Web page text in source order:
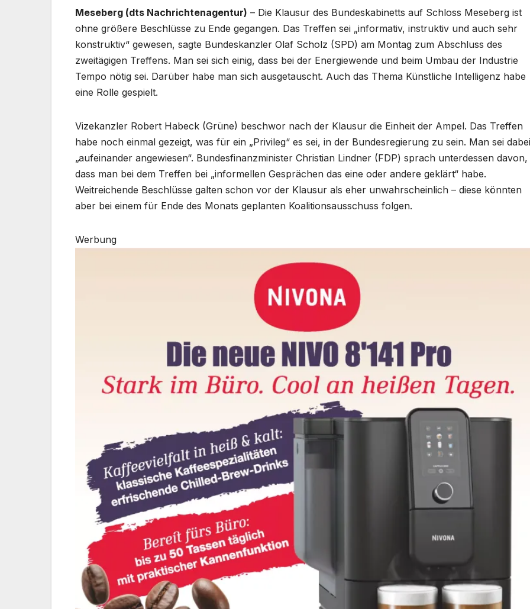
Meseberg (dts Nachrichtenagentur) – Die Klausur des Bundeskabinetts auf Schloss Meseberg ist
ohne größere Beschlüsse zu Ende gegangen. Das Treffen sei „informativ, instruktiv und auch sehr
konstruktiv“ gewesen, sagte Bundeskanzler Olaf Scholz (SPD) am Montag zum Abschluss des
zweitägigen Treffens. Man sei sich einig, dass bei der Energiewende und beim Umbau der Industrie
Tempo nötig sei. Darüber habe man sich ausgetauscht. Auch das Thema Künstliche Intelligenz habe
eine Rolle gespielt.
Vizekanzler Robert Habeck (Grüne) beschwor nach der Klausur die Einheit der Ampel. Das Treffen
habe noch einmal gezeigt, was für ein „Privileg“ es sei, in der Bundesregierung zu sein. Man sei dabei
„aufeinander angewiesen“. Bundesfinanzminister Christian Lindner (FDP) sprach unterdessen davon,
dass man bei dem Treffen bei „informellen Gesprächen das eine oder andere geklärt“ habe.
Weitreichende Beschlüsse galten schon vor der Klausur als eher unwahrscheinlich – diese könnten
aber bei einem für Ende des Monats geplanten Koalitionsausschuss folgen.
Werbung